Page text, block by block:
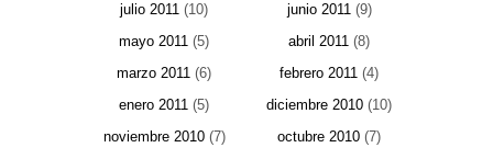
julio 2011 (10) junio 2011(9)
mayo 2011 (5) abril 2011 (8)
marzo 2011 (6) febrero 2011 (4)
enero 2011 (5) diciembre 2010 (10)
noviembre 2010(7) octubre 2010 (7)